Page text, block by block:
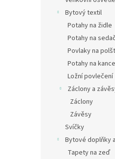
Bytový textil
Potahy na židle
Potahy na
Povlaky na
Potahy na
Ložní povlečení
Záclony a
Záclony
Závěsy
Svíčky
Bytové doplňky
Tapety na zeď